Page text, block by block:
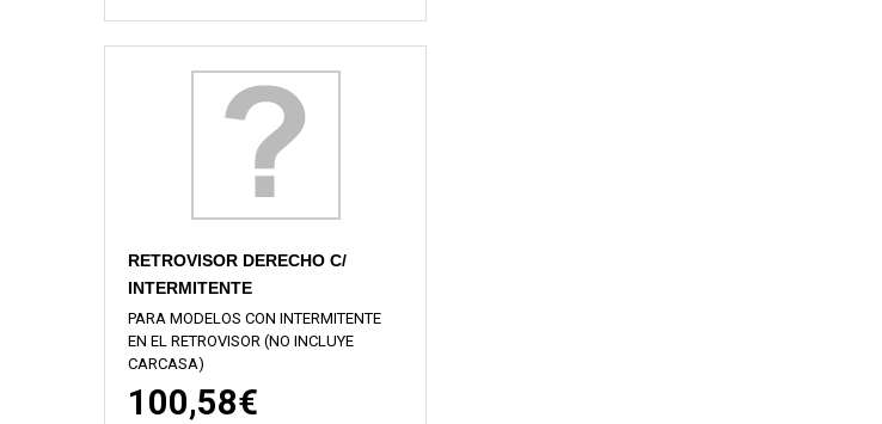
RETROVISOR DERECHO C/
INTERMITENTE
PARA MODELOS CON INTERMITENTE
EN EL RETROVISOR (NO INCLUYE
CARCASA)
100,58€